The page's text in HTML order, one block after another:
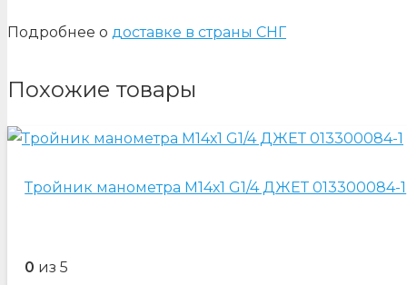
Подробнее о доставке в страны СНГ
Похожие товары
Тройник манометра М14х1 G1/4 ДЖЕТ 013300084-1
0 из 5